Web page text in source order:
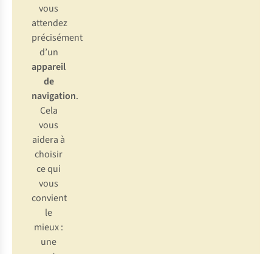
vous
attendez
précisément
d’un
appareil
de
navigation.
Cela
vous
aidera à
choisir
ce qui
vous
convient
le
mieux :
une